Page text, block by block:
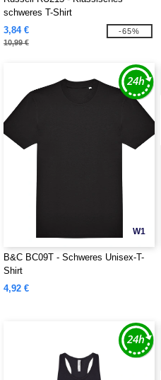
schweres T-Shirt
3,84 €
10,99 €
-65%
W1
B&C BC09T - Schweres Unisex-T-
Shirt
4,92 €